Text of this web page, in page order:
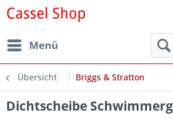
Menü
Übersicht Briggs & Stratton
Dichtscheibe